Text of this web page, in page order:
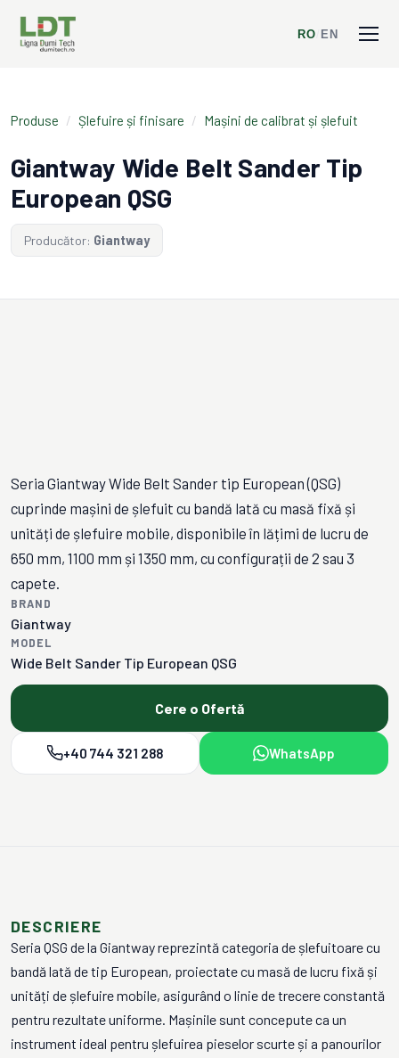
RO EN
Produse / Șlefuire și finisare / Mașini de calibrat și șlefuit
Giantway Wide Belt Sander Tip
European QSG
Producător: Giantway
Seria Giantway Wide Belt Sander tip European (QSG)
cuprinde mașini de șlefuit cu bandă lată cu masă fixă și
unități de șlefuire mobile, disponibile în lățimi de lucru de
650 mm, 1100 mm și 1350 mm, cu configurații de 2 sau 3
capete.
BRAND
Giantway
MODEL
Wide Belt Sander Tip European QSG
Cere o Ofertă
+40 744 321 288 WhatsApp
DESCRIERE
Seria QSG de la Giantway reprezintă categoria de șlefuitoare cu
bandă lată de tip European, proiectate cu masă de lucru fixă și
unități de șlefuire mobile, asigurând o linie de trecere constantă
pentru rezultate uniforme. Mașinile sunt concepute ca un
instrument ideal pentru șlefuirea pieselor scurte și a panourilor